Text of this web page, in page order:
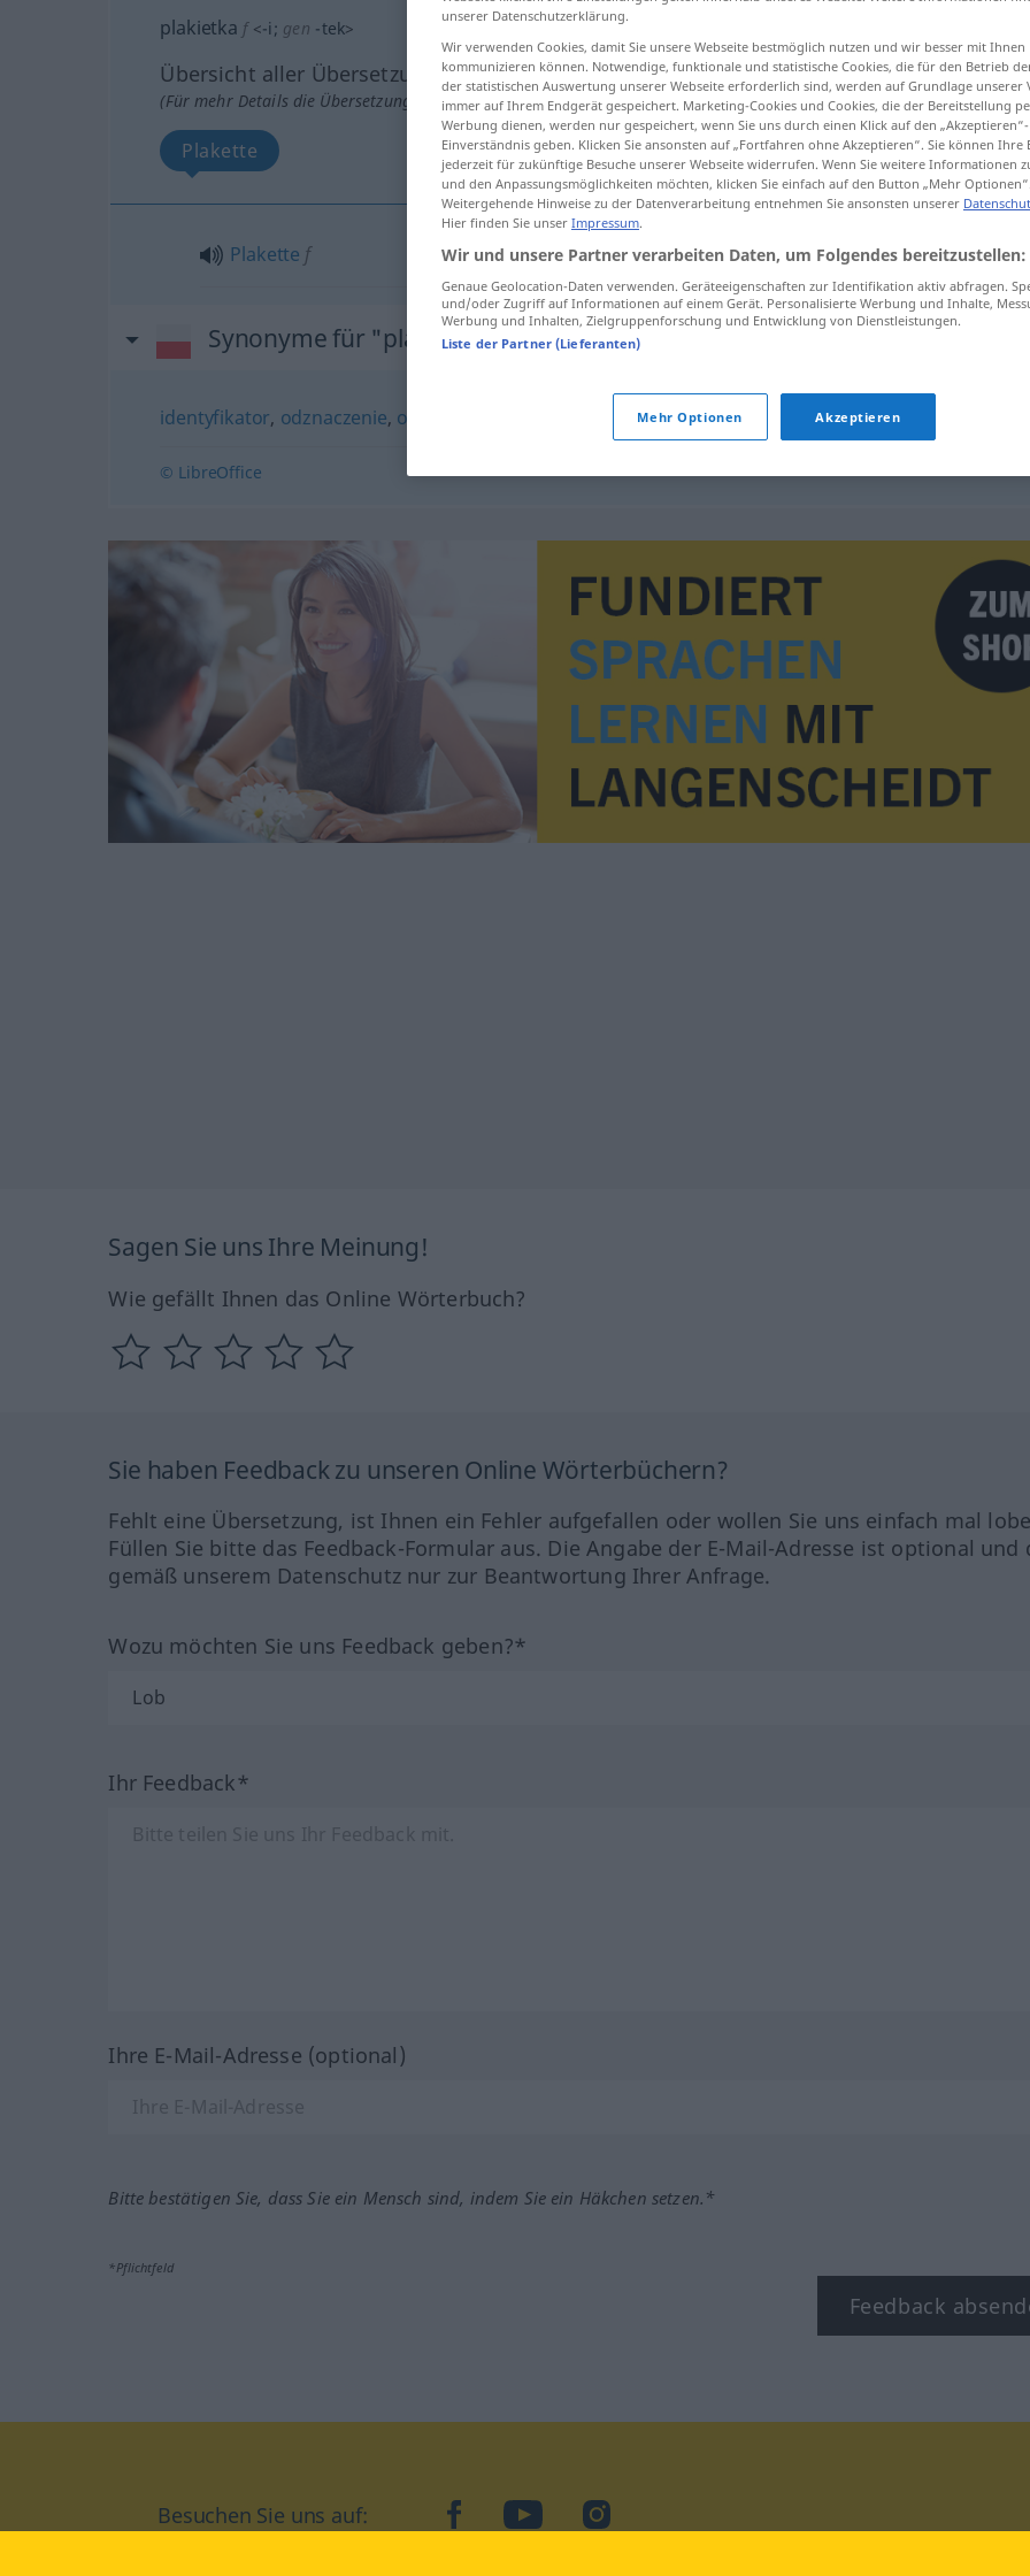
plakietka f <-i; gen -tek>
Übersicht aller Übersetzungen
(Für mehr Details die Übersetzung anklicken/antippen)
Plakette
Plakette f plakietka
Synonyme für "plakietka"
identyfikator, odznaczenie, odznaka
© LibreOffice
Sagen Sie uns Ihre Meinung!
Wie gefällt Ihnen das Online Wörterbuch?
Sie haben Feedback zu unseren Online Wörterbüchern?
Fehlt eine Übersetzung, ist Ihnen ein Fehler aufgefallen oder wollen Sie uns einfach mal
Füllen Sie bitte das Feedback-Formular aus. Die Angabe der E-Mail-Adresse ist optional und
gemäß unserem Datenschutz nur zur Beantwortung Ihrer Anfrage.
Wozu möchten Sie uns Feedback geben?*
Ihr Feedback*
Ihre E-Mail-Adresse (optional)
Bitte bestätigen Sie, dass Sie ein Mensch sind, indem Sie ein Häkchen setzen.*
*Pflichtfeld
Feedback
Besuchen Sie uns auf: facebookYouTubeInstagram
unserer Datenschutzerklärung.
Wir verwenden Cookies, damit Sie unsere Webseite bestmöglich nutzen und wir besser mit Ihnen
kommunizieren können. Notwendige, funktionale und statistische Cookies, die für den Betrieb
der statistischen Auswertung unserer Webseite erforderlich sind, werden auf Grundlage unserer
immer auf Ihrem Endgerät gespeichert. Marketing-Cookies und Cookies, die der Bereitstellung
Werbung dienen, werden nur gespeichert, wenn Sie uns durch einen Klick auf den
Einverständnis geben. Klicken Sie ansonsten auf „Fortfahren ohne Akzeptieren“. Sie können
jederzeit für zukünftige Besuche unserer Webseite widerrufen. Wenn Sie weitere Informationen
und den Anpassungsmöglichkeiten möchten, klicken Sie einfach auf den Button „Mehr
Weitergehende Hinweise zu der Datenverarbeitung entnehmen Sie ansonsten unserer
Hier finden Sie unser Impressum.
Wir und unsere Partner verarbeiten Daten, um Folgendes bereitzustellen:
Genaue Geolocation-Daten verwenden. Geräteeigenschaften zur Identifikation aktiv abfragen.
und/oder Zugriff auf Informationen auf einem Gerät. Personalisierte Werbung und Inhalte,
Werbung und Inhalten, Zielgruppenforschung und Entwicklung von Dienstleistungen.
Liste der Partner (Lieferanten)
Mehr Optionen Akzeptieren